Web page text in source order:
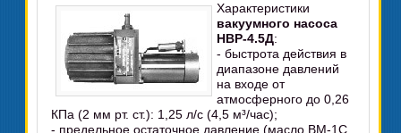
Характеристики
вакуумного насоса
НВР-4.5Д:
- быстрота действия в
диапазоне давлений
на входе от
атмосферного до 0,26
КПа (2 мм рт. ст.): 1,25 л/с (4,5 м³/час);
- предельное остаточное давление (масло ВМ-1С,